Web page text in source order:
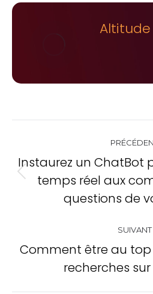
Navigation
de
Instaurez un ChatBot
temps réel aux
questions de
SUIVANT
Comment être au
recherches